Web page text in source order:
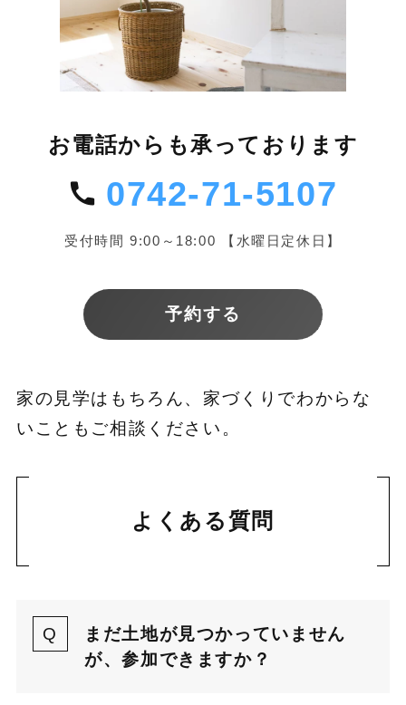
お電話からも承っております
0742-71-5107
受付時間 9:00～18:00 【水曜日定休日】
予約する
家の見学はもちろん、家づくりでわからな
いこともご相談ください。
よくある質問
まだ土地が見つかっていません
が、参加できますか？